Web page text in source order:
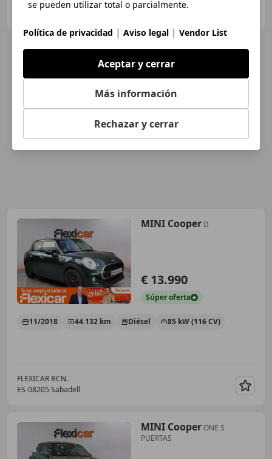
FLEXICAR GRUPO BARCELONA.
MINI Cooper D
€ 13.990
Súperoferta
11/2018 44.132 km Diésel 85 kW (116 CV)
FLEXICAR BCN.
ES-08205 Sabadell
MINI CooperONE 5
PUERTAS
se pueden utilizar total o parcialmente.
Política de privacidad | Aviso legal | Vendor List
Aceptar y cerrar
Más información
Rechazar y cerrar